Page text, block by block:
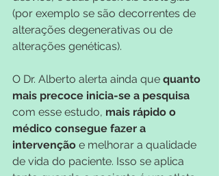
(por exemplo se são decorrentes de
alterações degenerativas ou de
alterações genéticas).
O Dr. Alberto alerta ainda que quanto
mais precoce inicia-se a pesquisa
com esse estudo, mais rápido o
médico consegue fazer a
intervenção e melhorar a qualidade
de vida do paciente. Isso se aplica